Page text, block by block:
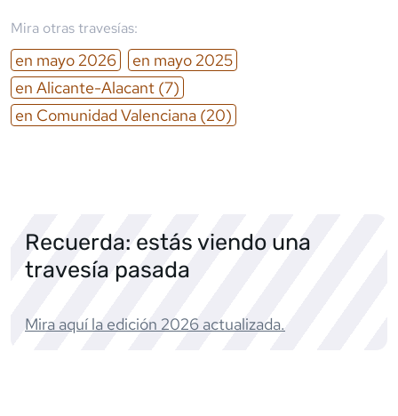
Mira otras travesías:
en mayo 2026 en mayo 2025
en Alicante-Alacant (7)
en Comunidad Valenciana (20)
Recuerda: estás viendo una
travesía pasada
Mira aquí la edición 2026 actualizada.